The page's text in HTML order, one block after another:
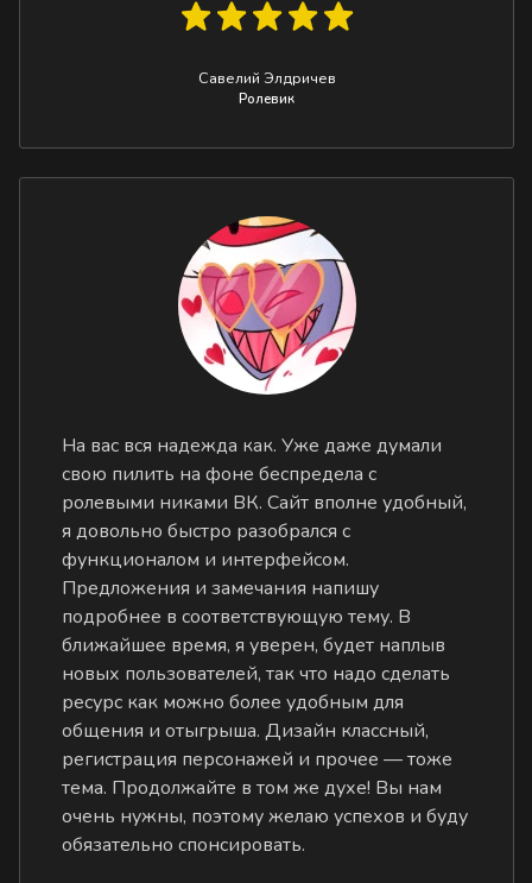
Савелий Элдричев
Ролевик
На вас вся надежда как. Уже даже думали
свою пилить на фоне беспредела с
ролевыми никами ВК. Сайт вполне удобный,
я довольно быстро разобрался с
функционалом и интерфейсом.
Предложения и замечания напишу
подробнее в соответствующую тему. В
ближайшее время, я уверен, будет наплыв
новых пользователей, так что надо сделать
ресурс как можно более удобным для
общения и отыгрыша. Дизайн классный,
регистрация персонажей и прочее — тоже
тема. Продолжайте в том же духе! Вы нам
очень нужны, поэтому желаю успехов и буду
обязательно спонсировать.